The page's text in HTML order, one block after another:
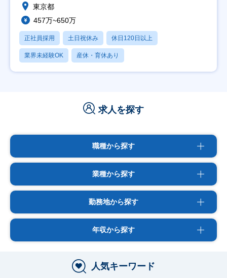
東京都
457万~650万
正社員採用 土日祝休み 休日120日以上
業界未経験OK 産休・育休あり
求人を探す
職種から探す
業種から探す
勤務地から探す
年収から探す
人気キーワード